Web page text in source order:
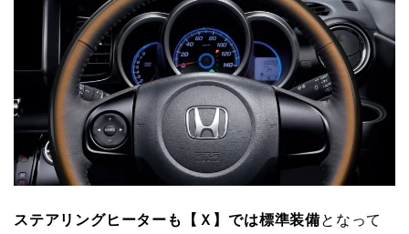
ステアリングヒーターも【Ｘ】では標準装備となって